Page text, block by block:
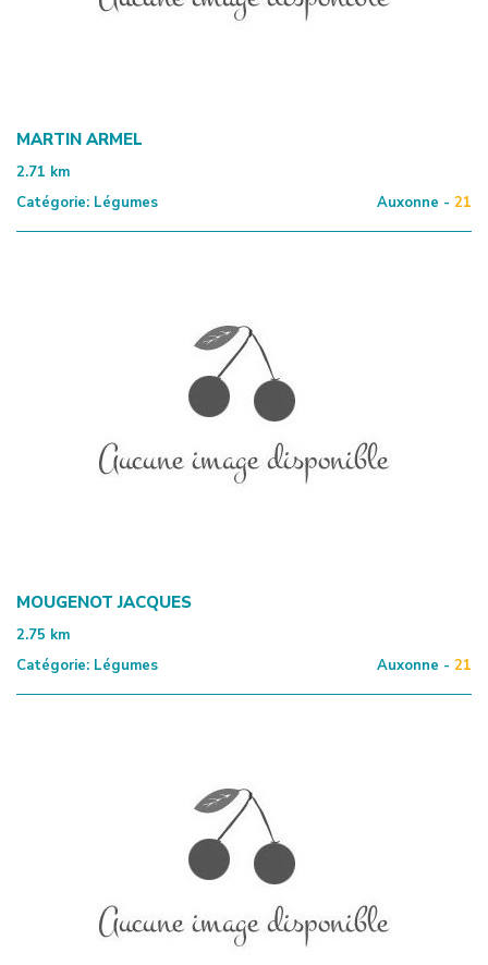
MARTIN ARMEL
2.71 km
Catégorie: Légumes Auxonne - 21
MOUGENOT JACQUES
2.75 km
Catégorie: Légumes Auxonne - 21